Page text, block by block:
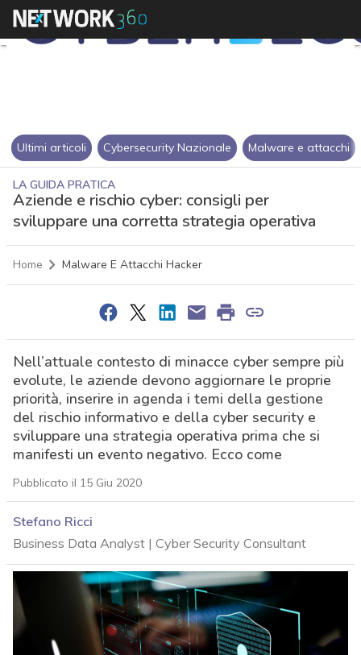
Ultimi articoli Cybersecurity Nazionale Malware e attacchi
LA GUIDA PRATICA
Aziende e rischio cyber: consigli per
sviluppare una corretta strategia operativa
Home Malware E Attacchi Hacker
Nell’attuale contesto di minacce cyber sempre più
evolute, le aziende devono aggiornare le proprie
priorità, inserire in agenda i temi della gestione
del rischio informativo e della cyber security e
sviluppare una strategia operativa prima che si
manifesti un evento negativo. Ecco come
Pubblicato il 15 Giu 2020
Stefano Ricci
Business Data Analyst | Cyber Security Consultant